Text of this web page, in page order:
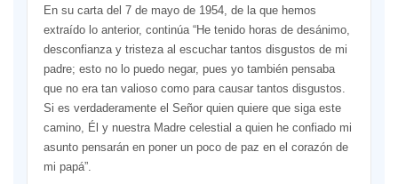
En su carta del 7 de mayo de 1954, de la que hemos
extraído lo anterior, continúa “He tenido horas de desánimo,
desconfianza y tristeza al escuchar tantos disgustos de mi
padre; esto no lo puedo negar, pues yo también pensaba
que no era tan valioso como para causar tantos disgustos.
Si es verdaderamente el Señor quien quiere que siga este
camino, Él y nuestra Madre celestial a quien he confiado mi
asunto pensarán en poner un poco de paz en el corazón de
mi papá”.